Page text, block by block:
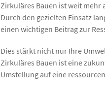
Zirkuläres Bauen ist weit mehr
Durch den gezielten Einsatz
einen wichtigen Beitrag zur
Dies stärkt nicht nur Ihre
Zirkuläres Bauen ist eine
Umstellung auf eine